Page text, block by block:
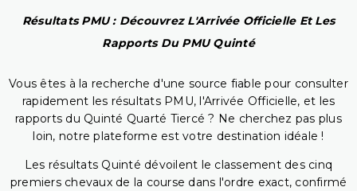
Résultats PMU : Découvrez L'Arrivée Officielle Et Les
Rapports Du PMU Quinté
Vous êtes à la recherche d'une source fiable pour consulter
rapidement les résultats PMU, l'Arrivée Officielle, et les
rapports du Quinté Quarté Tiercé ? Ne cherchez pas plus
loin, notre plateforme est votre destination idéale !
Les résultats Quinté dévoilent le classement des cinq
premiers chevaux de la course dans l'ordre exact, confirmé